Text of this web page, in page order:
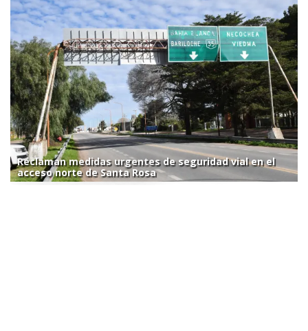
Reclaman medidas urgentes de seguridad vial en el
acceso norte de Santa Rosa